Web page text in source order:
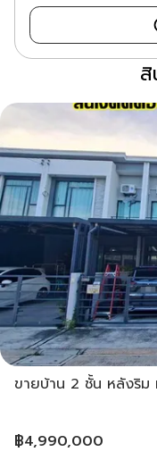
สิ
ขายบ้าน 2 ชั้น หลังริม
฿4,990,000